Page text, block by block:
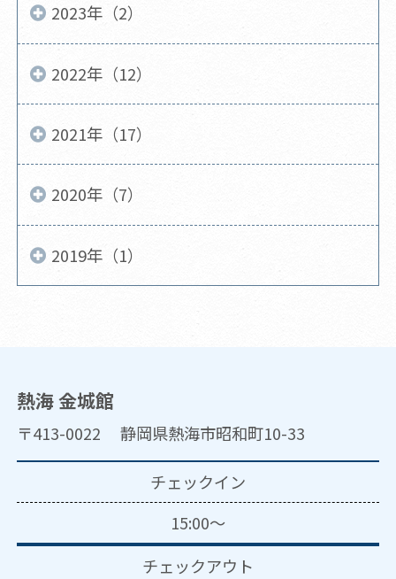
2023年（2）
2022年（12）
2021年（17）
2020年（7）
2019年（1）
熱海 金城館
〒413-0022 静岡県熱海市昭和町10-33
チェックイン
15:00～
チェックアウト